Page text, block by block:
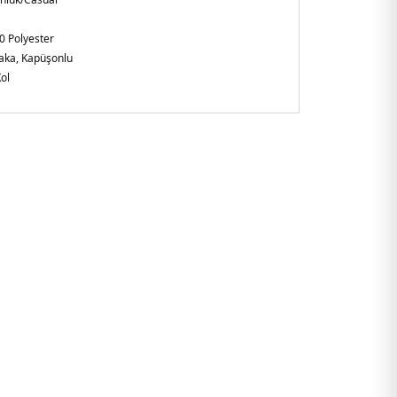
Polyester
Kapüşonlu
Fit